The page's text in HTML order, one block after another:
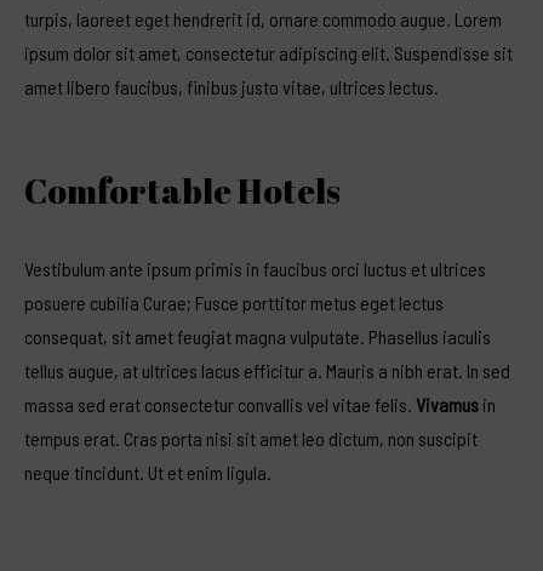
turpis, laoreet eget hendrerit id, ornare commodo augue. Lorem
ipsum dolor sit amet, consectetur adipiscing elit. Suspendisse sit
amet libero faucibus, finibus justo vitae, ultrices lectus.
Comfortable Hotels
Vestibulum ante ipsum primis in faucibus orci luctus et ultrices
posuere cubilia Curae; Fusce porttitor metus eget lectus
consequat, sit amet feugiat magna vulputate. Phasellus iaculis
tellus augue, at ultrices lacus efficitur a. Mauris a nibh erat. In sed
massa sed erat consectetur convallis vel vitae felis. Vivamus in
tempus erat. Cras porta nisi sit amet leo dictum, non suscipit
neque tincidunt. Ut et enim ligula.